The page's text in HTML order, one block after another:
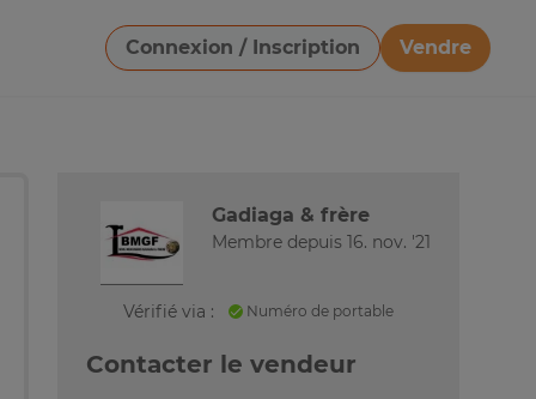
Connexion / Inscription
Vendre
Télécharger une image
Gadiaga & frère
Membre depuis 16. nov. '21
Vérifié via : Numéro de portable
Contacter le vendeur